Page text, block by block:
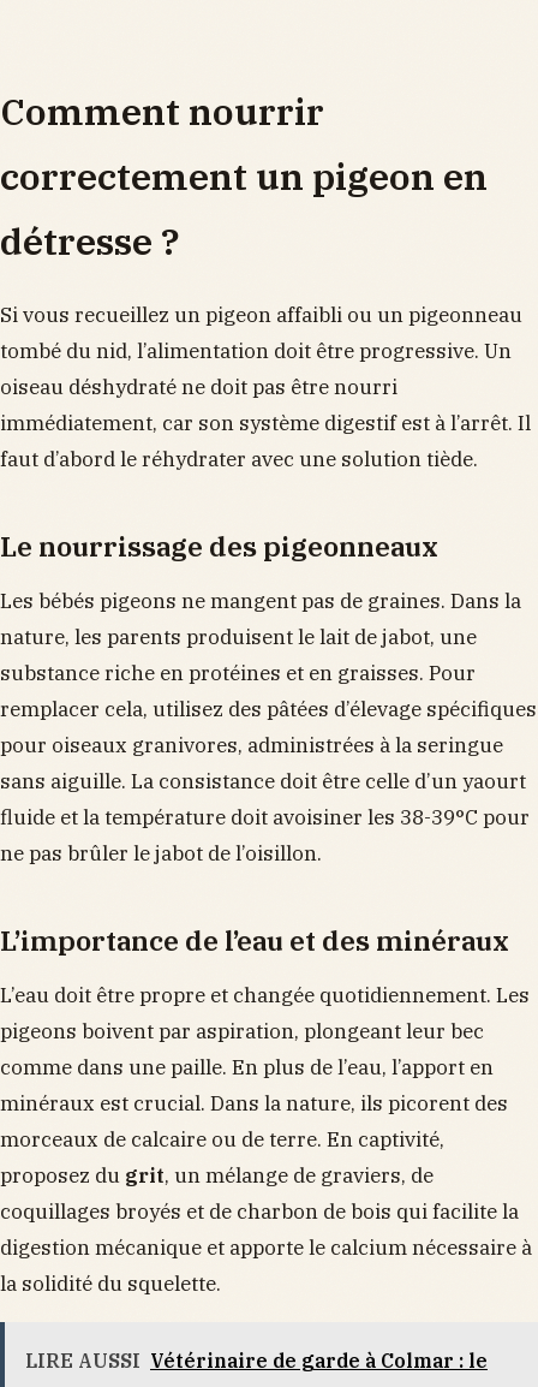
Comment nourrir
correctement un pigeon en
détresse ?
Si vous recueillez un pigeon affaibli ou un pigeonneau
tombé du nid, l’alimentation doit être progressive. Un
oiseau déshydraté ne doit pas être nourri
immédiatement, car son système digestif est à l’arrêt. Il
faut d’abord le réhydrater avec une solution tiède.
Le nourrissage des pigeonneaux
Les bébés pigeons ne mangent pas de graines. Dans la
nature, les parents produisent le lait de jabot, une
substance riche en protéines et en graisses. Pour
remplacer cela, utilisez des pâtées d’élevage spécifiques
pour oiseaux granivores, administrées à la seringue
sans aiguille. La consistance doit être celle d’un yaourt
fluide et la température doit avoisiner les 38-39°C pour
ne pas brûler le jabot de l’oisillon.
L’importance de l’eau et des minéraux
L’eau doit être propre et changée quotidiennement. Les
pigeons boivent par aspiration, plongeant leur bec
comme dans une paille. En plus de l’eau, l’apport en
minéraux est crucial. Dans la nature, ils picorent des
morceaux de calcaire ou de terre. En captivité,
proposez du grit, un mélange de graviers, de
coquillages broyés et de charbon de bois qui facilite la
digestion mécanique et apporte le calcium nécessaire à
la solidité du squelette.
LIRE AUSSI Vétérinaire de garde à Colmar : le